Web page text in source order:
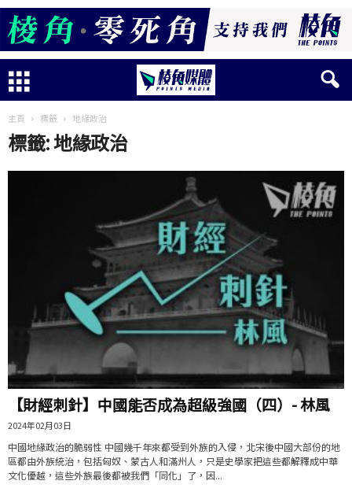
主頁 標籤 地緣政治
標籤: 地緣政治
【財經刺針】中國能否成為超級強國（四）- 林風
2024年02月03日
中國地緣政治的脆弱性 中國幾千年來都受到外族的入侵，北宋後中國大部份的地
區都由外族統治，包括匈奴、蒙古人和滿州人，只是史學家把這些都解釋成中華
文化優越，這些外族最後都被我們「同化」了，因...